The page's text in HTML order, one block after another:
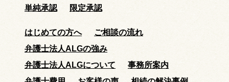
単純承認
限定承認
はじめての方へ
ご相談の流れ
弁護士法人ALGの強み
弁護士法人ALGについて
事務所案内